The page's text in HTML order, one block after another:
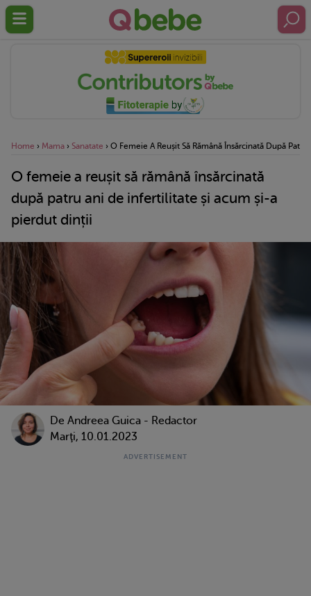
Home › Mama › Sanatate › O Femeie A Reușit Să Rămână Însărcinată După
O femeie a reușit să rămână însărcinată
după patru ani de infertilitate și acum și-a
pierdut dinții
De Andreea Guica - Redactor
Marţi, 10.01.2023